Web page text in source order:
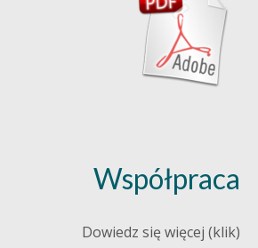
Współpraca
Dowiedz się więcej (klik)